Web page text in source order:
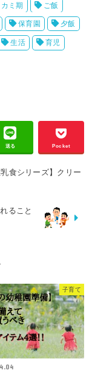
ミ期 ご飯
保育園 夕飯
生活 育児
送る Pocket
食シリーズ】クリー
ること
子育て